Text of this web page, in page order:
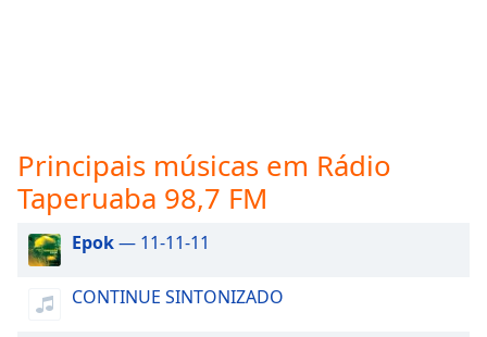
settings
subtitles
off
selected
Audio
Track
Principais músicas em Rádio
Taperuaba 98,7 FM
Epok— 11-11-11
CONTINUE SINTONIZADO